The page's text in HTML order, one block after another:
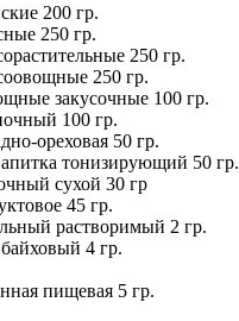
200 гр.
250 гр.
250 гр.
250 гр.
закусочные 100 гр.
100 гр.
ореховая 50 гр.
тонизирующий 50 гр.
сухой 30 гр
45 гр.
растворимый 2 гр.
4 гр.
пищевая 5 гр.